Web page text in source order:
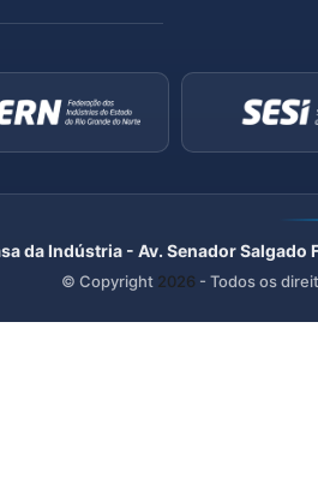
da Indústria - Av. Senador
© Copyright 2026 - Todos os